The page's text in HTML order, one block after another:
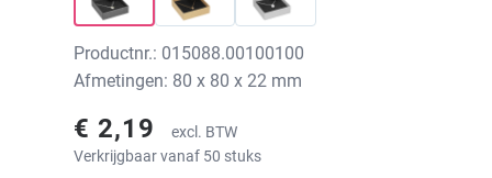
Productnr.: 015088.00100100
Afmetingen: 80 x 80 x 22 mm
€ 2,19
excl. BTW
Verkrijgbaar vanaf 50 stuks